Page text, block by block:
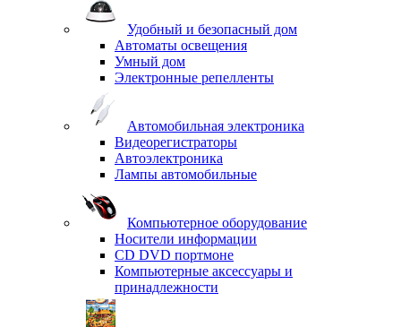
Удобный и безопасный дом
Автоматы освещения
Умный дом
Электронные репелленты
Автомобильная электроника
Видеорегистраторы
Автоэлектроника
Лампы автомобильные
Компьютерное оборудование
Носители информации
CD DVD портмоне
Компьютерные аксессуары и
принадлежности